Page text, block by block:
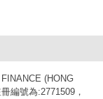
(HONG
編號為:2771509，